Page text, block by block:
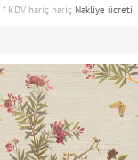
* KDV hariç hariç Nakliye ücreti